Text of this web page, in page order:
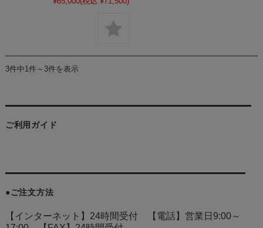
3件中1件～3件を表示
ご利用ガイド
●ご注文方法
【インターネット】24時間受付 【電話】営業日9:00～